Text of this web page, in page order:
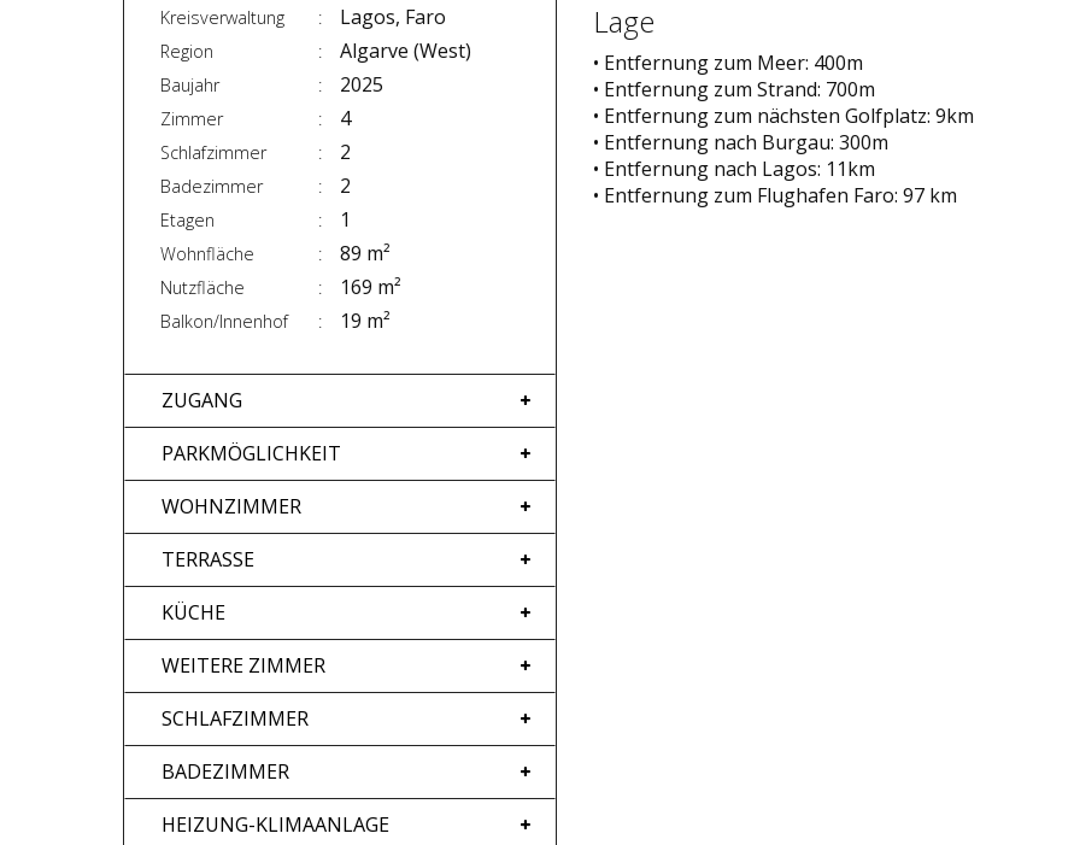
Kreisverwaltung Lagos, Faro
Region Algarve (West)
Baujahr 2025
Zimmer 4
Schlafzimmer 2
Badezimmer 2
Etagen 1
Wohnfläche 89 m²
Nutzfläche 169 m²
Balkon/Innenhof 19 m²
ZUGANG
PARKMÖGLICHKEIT
WOHNZIMMER
TERRASSE
KÜCHE
WEITERE ZIMMER
SCHLAFZIMMER
BADEZIMMER
HEIZUNG-KLIMAANLAGE
Lage
• Entfernung zum Meer: 400m
• Entfernung zum Strand: 700m
• Entfernung zum nächsten Golfplatz: 9km
• Entfernung nach Burgau: 300m
• Entfernung nach Lagos: 11km
• Entfernung zum Flughafen Faro: 97 km